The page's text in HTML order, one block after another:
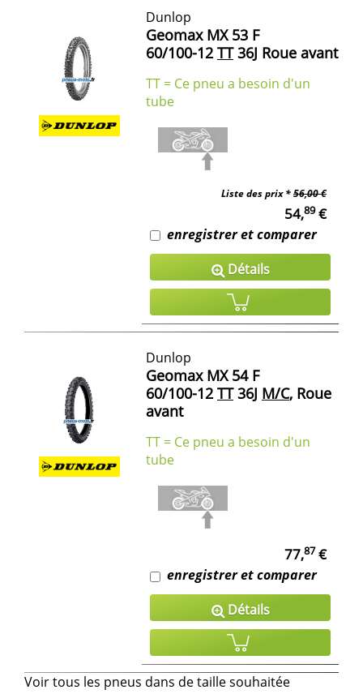
Dunlop
Geomax MX 53 F
60/100-12 TT36J Roue avant
TT = Ce pneu a besoin d'un
tube
Liste des prix *56,00 €
54,89€
enregistrer et comparer
Détails
Dunlop
Geomax MX 54 F
60/100-12 TT36J M/C, Roue
avant
TT = Ce pneu a besoin d'un
tube
77,87€
enregistrer et comparer
Détails
Voir tous les pneus dans de taille souhaitée